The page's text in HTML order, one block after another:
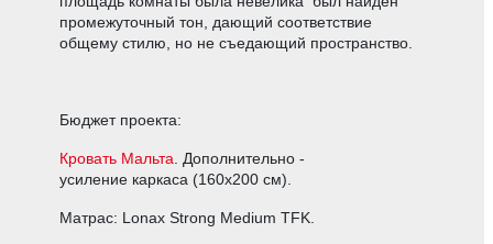
промежуточный тон, дающий соответствие
общему стилю, но не съедающий пространство.
Бюджет проекта:
Кровать Мальта. Дополнительно -
усиление каркаса (160х200 см).
Матрас: Lonax Strong Medium TFK.